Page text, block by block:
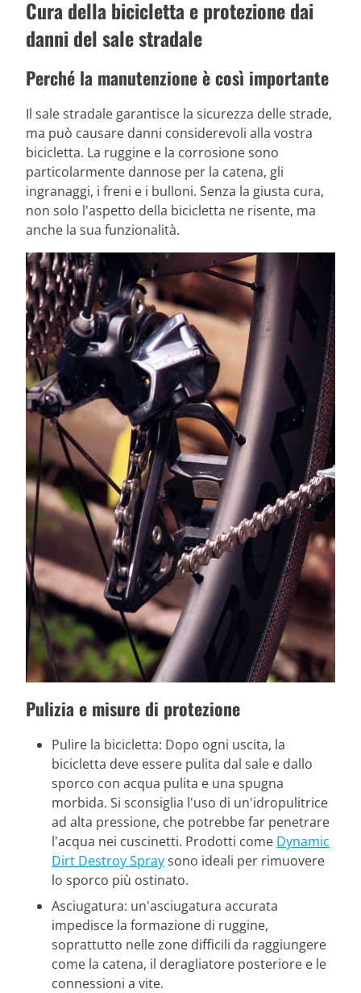
Cura della bicicletta e protezione dai
danni del sale stradale
Perché la manutenzione è così importante
Il sale stradale garantisce la sicurezza delle strade,
ma può causare danni considerevoli alla vostra
bicicletta. La ruggine e la corrosione sono
particolarmente dannose per la catena, gli
ingranaggi, i freni e i bulloni. Senza la giusta cura,
non solo l'aspetto della bicicletta ne risente, ma
anche la sua funzionalità.
Pulizia e misure di protezione
Pulire la bicicletta: Dopo ogni uscita, la
bicicletta deve essere pulita dal sale e dallo
sporco con acqua pulita e una spugna
morbida. Si sconsiglia l'uso di un'idropulitrice
ad alta pressione, che potrebbe far penetrare
l'acqua nei cuscinetti. Prodotti come Dynamic
Dirt Destroy Spraysono ideali per rimuovere
lo sporco più ostinato.
Asciugatura: un'asciugatura accurata
impedisce la formazione di ruggine,
soprattutto nelle zone difficili da raggiungere
come la catena, il deragliatore posteriore e le
connessioni a vite.